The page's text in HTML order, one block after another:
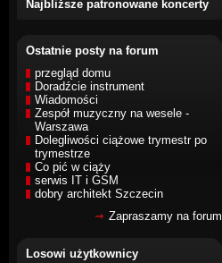
Najbliższe patronowane koncerty
Ostatnie posty na forum
przegląd domu
Doradźcie instrument
Wiadomości
Zespół muzyczny na wesele -
Warszawa
Dolegliwości ciążowe trymestr po
trymestrze
Co pić w ciąży
serwis IT i GSM
dobry architekt Szczecin
Zapraszamy na forum
Losowi użytkownicy